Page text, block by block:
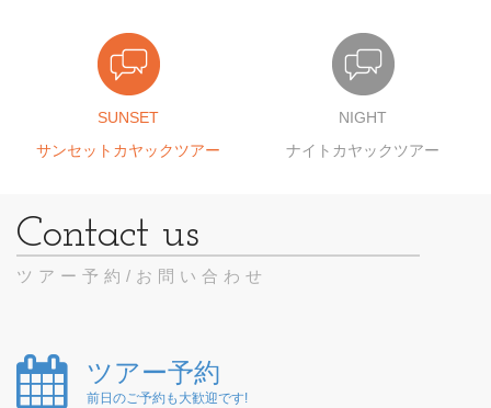
SUNSET
サンセットカヤックツアー
NIGHT
ナイトカヤックツアー
ツアー予約/お問い合わせ
ツアー予約
前日のご予約も大歓迎です!